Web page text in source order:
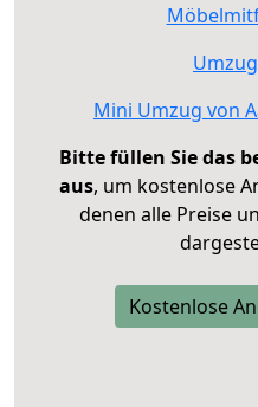
Mini Umzug von
Bitte füllen Sie das
aus, um kostenlose
denen alle Preise
Kostenlose